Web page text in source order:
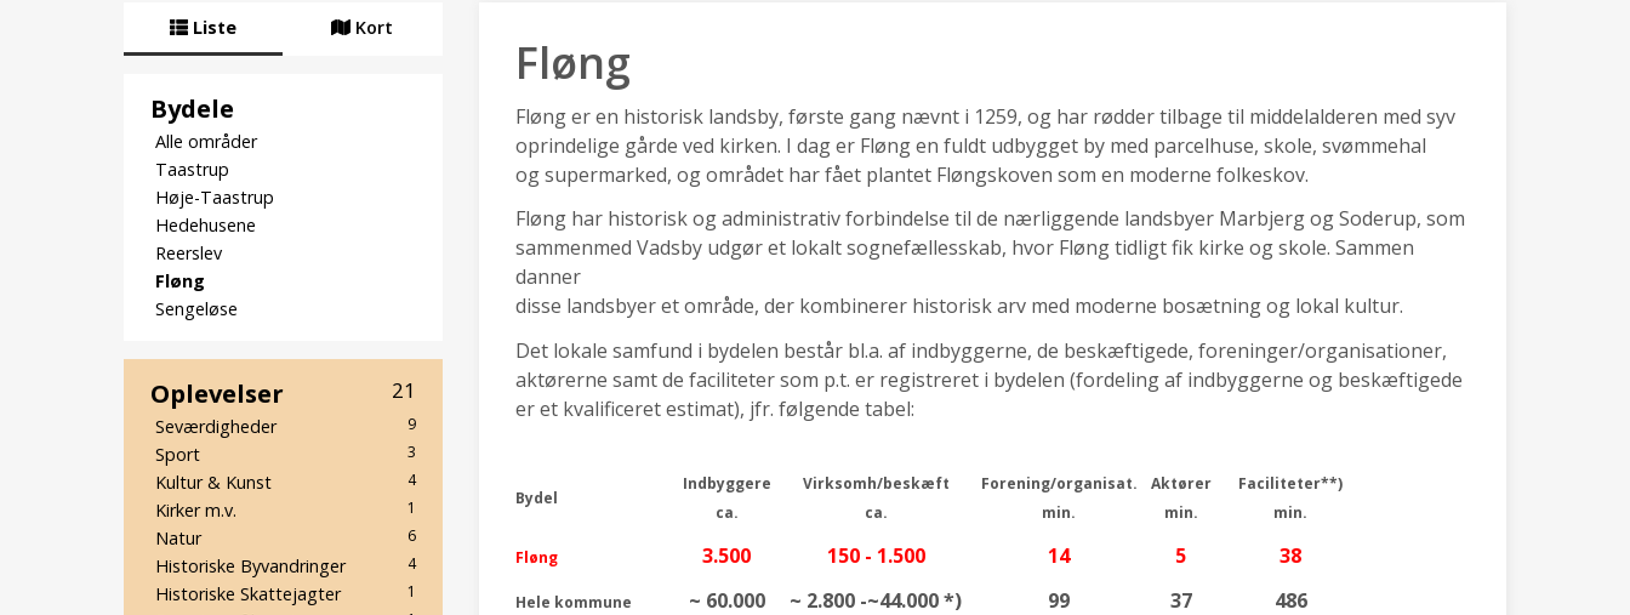
Liste Kort
Bydele
Alle områder
Taastrup
Høje-Taastrup
Hedehusene
Reerslev
Fløng
Sengeløse
21
Oplevelser
9
Seværdigheder
3
Sport
4
Kultur & Kunst
1
Kirker m.v.
6
Natur
4
Historiske Byvandringer
1
Historiske Skattejagter
Fløng
Fløng er en historisk landsby, første gang nævnt i 1259, og har rødder tilbage til middelalderen med syv
oprindelige gårde ved kirken. I dag er Fløng en fuldt udbygget by med parcelhuse, skole, svømmehal
og supermarked, og området har fået plantet Fløngskoven som en moderne folkeskov.
Fløng har historisk og administrativ forbindelse til de nærliggende landsbyer Marbjerg og Soderup, som
sammenmed Vadsby udgør et lokalt sognefællesskab, hvor Fløng tidligt fik kirke og skole. Sammen
danner
disse landsbyer et område, der kombinerer historisk arv med moderne bosætning og lokal kultur.
Det lokale samfund i bydelen består bl.a. af indbyggerne, de beskæftigede, foreninger/organisationer,
aktørerne samt de faciliteter som p.t. er registreret i bydelen (fordeling af indbyggerne og beskæftigede
er et kvalificeret estimat), jfr. følgende tabel:
Bydel
Indbyggere
ca.
Virksomh/beskæft
ca.
Forening/organisat.
min.
Aktører
min.
Faciliteter**)
min.
Fløng 3.500 150 - 1.500 14 5 38
Hele kommune ~ 60.000 ~ 2.800 -~44.000 *) 99 37 486